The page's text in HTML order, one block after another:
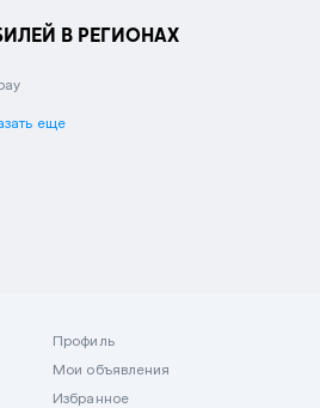
В РЕГИОНАХ
еще
Профиль
Мои объявления
Избранное